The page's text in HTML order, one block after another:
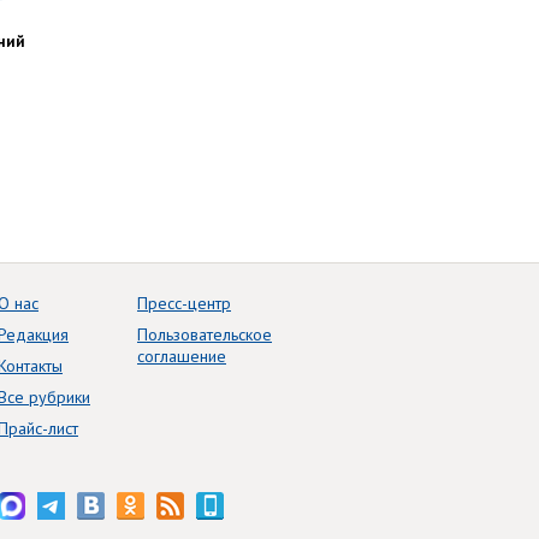
нас
рубрики
лист
Пресс-центр
Пользовательское
соглашение